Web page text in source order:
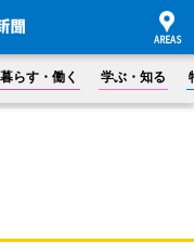
暮らす・働く 学ぶ・知る